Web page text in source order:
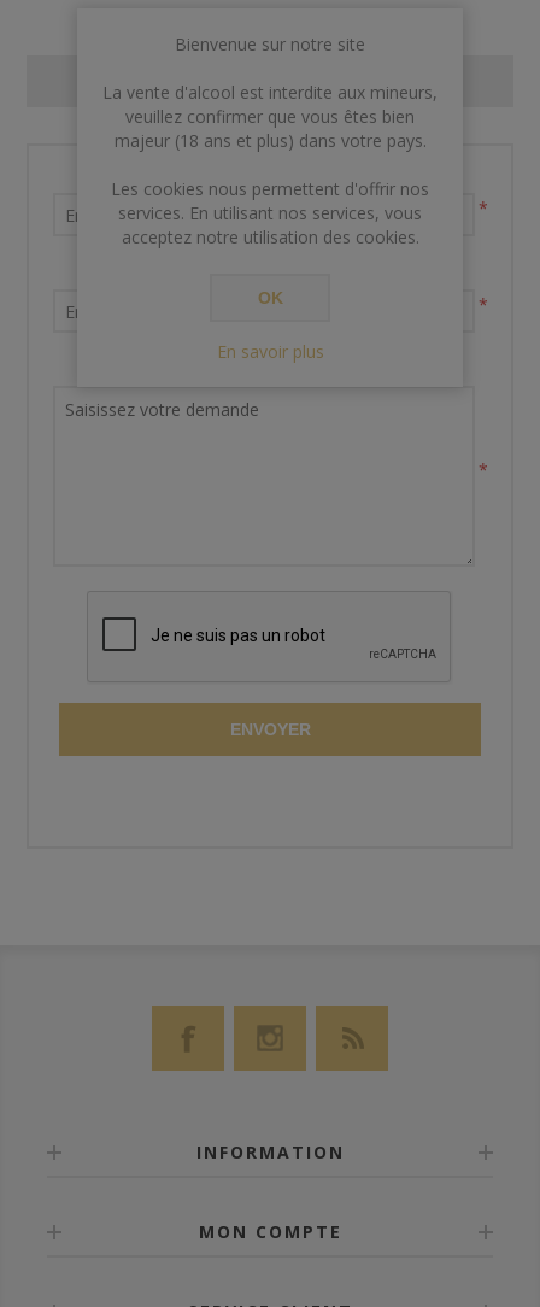
CONTACT US
*
*
Demande de renseignements
*
ENVOYER
INFORMATION
MON COMPTE
Bienvenue sur notre site
La vente d'alcool est interdite aux mineurs,
veuillez confirmer que vous êtes bien
majeur (18 ans et plus) dans votre pays.
Les cookies nous permettent d'offrir nos
services. En utilisant nos services, vous
acceptez notre utilisation des cookies.
OK
En savoir plus